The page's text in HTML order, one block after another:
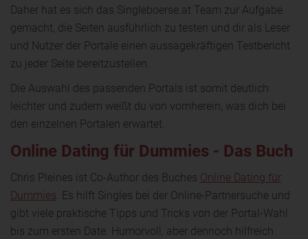
Daher hat es sich das Singleboerse.at Team zur Aufgabe
gemacht, die Seiten ausführlich zu testen und dir als Leser
und Nutzer der Portale einen aussagekräftigen Testbericht
zu jeder Seite bereitzustellen.
Die Auswahl des passenden Portals ist somit deutlich
leichter und zudem weißt du von vornherein, was dich bei
den einzelnen Portalen erwartet.
Online Dating für Dummies - Das Buch
Chris Pleines ist Co-Author des Buches Online Dating für
Dummies. Es hilft Singles bei der Online-Partnersuche und
gibt viele praktische Tipps und Tricks von der Portal-Wahl
bis zum ersten Date. Humorvoll, aber dennoch hilfreich